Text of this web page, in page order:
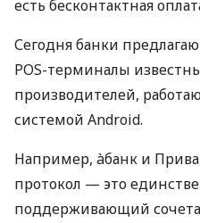
есть бесконтактная
Сегодня банки
POS-терминалы
производителей,
системой Android.
Например, àбанк и
протокол — это
поддерживающий